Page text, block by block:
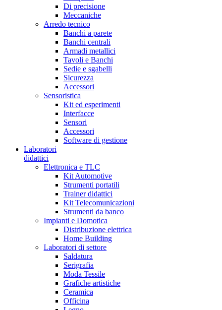
Di precisione
Meccaniche
Arredo tecnico
Banchi a parete
Banchi centrali
Armadi metallici
Tavoli e Banchi
Sedie e sgabelli
Sicurezza
Accessori
Sensoristica
Kit ed esperimenti
Interfacce
Sensori
Accessori
Software di gestione
Laboratori
didattici
Elettronica e TLC
Kit Automotive
Strumenti portatili
Trainer didattici
Kit Telecomunicazioni
Strumenti da banco
Impianti e Domotica
Distribuzione elettrica
Home Building
Laboratori di settore
Saldatura
Serigrafia
Moda Tessile
Grafiche artistiche
Ceramica
Officina